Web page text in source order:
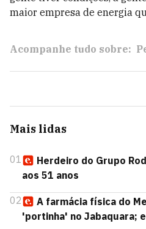
maior empresa de energia
Acompanhe tudo sobre:
Mais lidas
01
Herdeiro do Grupo
aos 51 anos
02
A farmácia física do
'portinha' no Jabaquara;